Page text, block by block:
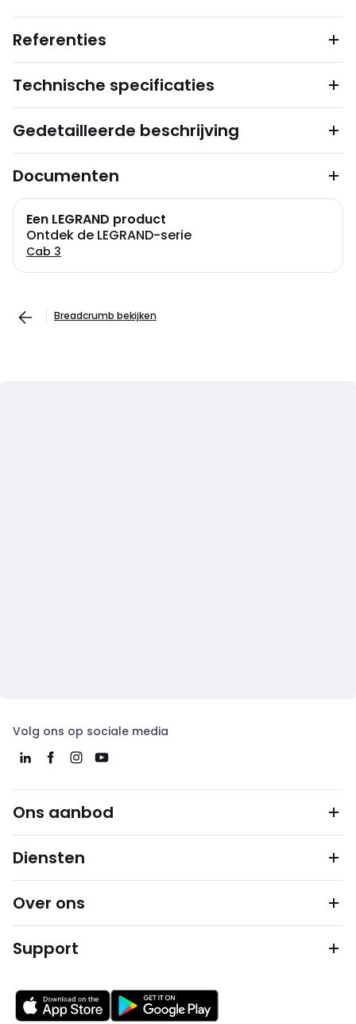
Referenties
Technische specificaties
Gedetailleerde beschrijving
Documenten
Een LEGRAND product
Ontdek de LEGRAND-serie
Cab 3
Breadcrumb bekijken
Volg ons op sociale media
Ons aanbod
Diensten
Over ons
Support